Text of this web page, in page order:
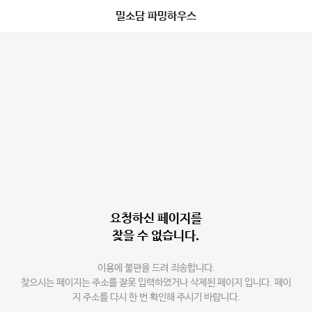
밀소담 파밍하우스
요청하신 페이지를
찾을 수 없습니다.
이용에 불편을 드려 죄송합니다.
찾으시는 페이지는 주소를 잘못 입력하였거나 삭제된 페이지 입니다. 페이
지 주소를 다시 한 번 확인해 주시기 바랍니다.